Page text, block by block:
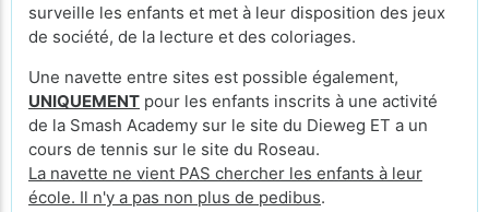
surveille les enfants et met à leur disposition des jeux
de société, de la lecture et des coloriages.
Une navette entre sites est possible également,
UNIQUEMENT pour les enfants inscrits à une activité
de la Smash Academy sur le site du Dieweg ET a un
cours de tennis sur le site du Roseau.
La navette ne vient PAS chercher les enfants à leur
école. Il n'y a pas non plus de pedibus.